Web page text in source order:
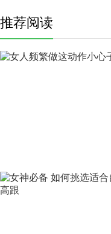
推荐阅读